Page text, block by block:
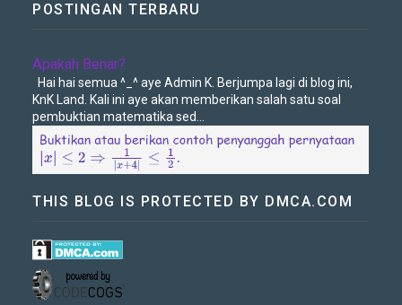
POSTINGAN TERBARU
Apakah Benar?
Hai hai semua ^_^ aye Admin K. Berjumpa lagi di blog ini,
KnK Land. Kali ini aye akan memberikan salah satu soal
pembuktian matematika sed...
THIS BLOG IS PROTECTED BY DMCA.COM